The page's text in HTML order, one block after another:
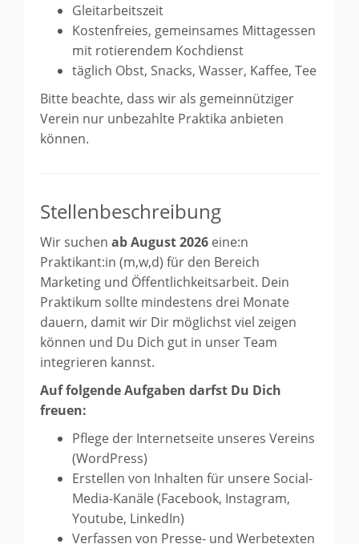
Gleitarbeitszeit
Kostenfreies, gemeinsames Mittagessen
mit rotierendem Kochdienst
täglich Obst, Snacks, Wasser, Kaffee, Tee
Bitte beachte, dass wir als gemeinnütziger
Verein nur unbezahlte Praktika anbieten
können.
Stellenbeschreibung
Wir suchen ab August 2026 eine:n
Praktikant:in (m,w,d) für den Bereich
Marketing und Öffentlichkeitsarbeit. Dein
Praktikum sollte mindestens drei Monate
dauern, damit wir Dir möglichst viel zeigen
können und Du Dich gut in unser Team
integrieren kannst.
Auf folgende Aufgaben darfst Du Dich
freuen:
Pflege der Internetseite unseres Vereins
(WordPress)
Erstellen von Inhalten für unsere Social-
Media-Kanäle (Facebook, Instagram,
Youtube, LinkedIn)
Verfassen von Presse- und Werbetexten